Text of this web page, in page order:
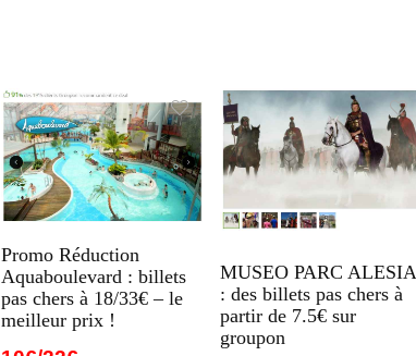
Promo Réduction
Aquaboulevard : billets
pas chers à 18/33€ – le
meilleur prix !
MUSEO PARC ALESIA
: des billets pas chers à
partir de 7.5€ sur
groupon